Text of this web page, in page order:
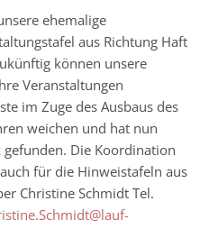
ehemalige
aus Richtung Haft
können unsere
Veranstaltungen
im Zuge des Ausbaus des
weichen und hat nun
Die Koordination
für die Hinweistafeln aus
Christine Schmidt Tel.